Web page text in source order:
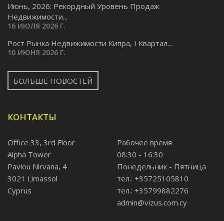
Июнь, 2026: Рекордный Уровень Продаж
Недвижимости...
16 ИЮЛЯ 2026 Г.
Pост Рынка Недвижимости Кипра, I Квартал...
10 ИЮНЯ 2026 Г.
БОЛЬШЕ НОВОСТЕЙ
КОНТАКТЫ
Office 33, 3rd Floor
Alpha Tower
Pavlou Nirvana, 4
3021 Limassol
Cyprus
Рабочее время
08:30 - 16:30
Понедельник - Пятница
тел.: +35725105810
тел.: +35799882276
admin@vizus.com.cy